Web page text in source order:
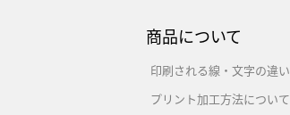
商品について
印刷される線・文字の違い
プリント加工方法について